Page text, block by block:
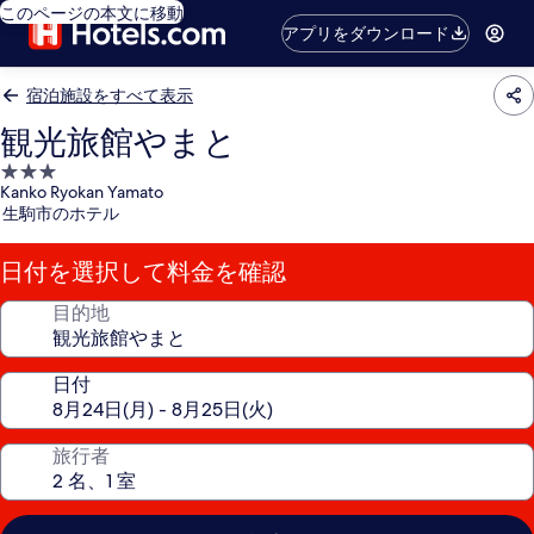
このページの本文に移動
アプリをダウンロード
宿泊施設をすべて表示
観光旅館やまと
3.0
つ
星
宿
泊
施
Kanko Ryokan Yamato
生駒市のホテル
日付を選択して料金を確認
目的地
日付
旅行者